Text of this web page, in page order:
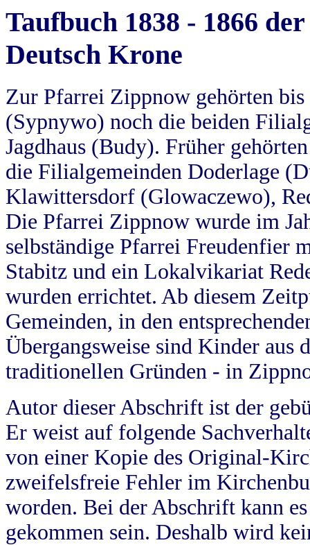
Taufbuch 1838 - 1866
Deutsch Krone
Zur Pfarrei Zippnow gehörten
(Sypnywo) noch die beiden
Jagdhaus (Budy). Früher
die Filialgemeinden Doderlage
Klawittersdorf (Glowaczewo),
Die Pfarrei Zippnow wurde im
selbständige Pfarrei Freudenfier
Stabitz und ein Lokalvikariat
wurden errichtet. Ab diesem
Gemeinden, in den
Übergangsweise sind Kinder aus
traditionellen Gründen - in
Autor dieser Abschrift ist der
Er weist auf folgende
von einer Kopie des Original-
zweifelsfreie Fehler im
worden. Bei der Abschrift kann
gekommen sein. Deshalb wird